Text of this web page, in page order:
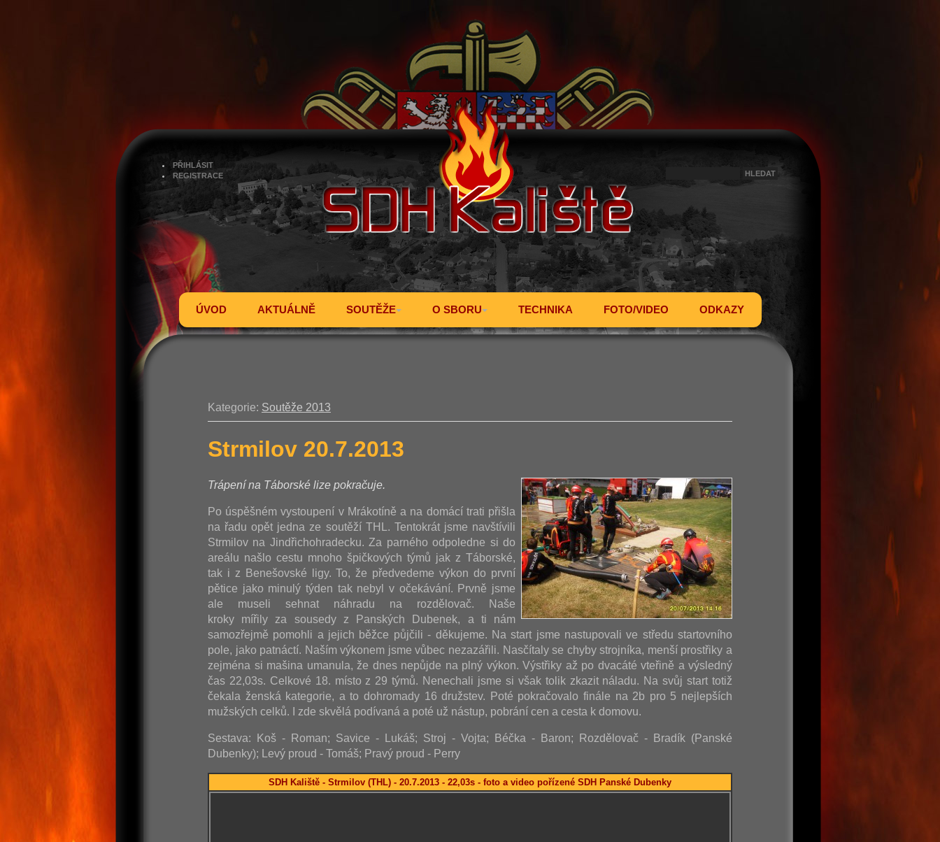
PŘIHLÁSIT
REGISTRACE
ÚVOD AKTUÁLNĚ SOUTĚŽE O SBORU TECHNIKA FOTO/VIDEO ODKAZY
Kategorie: Soutěže 2013
Strmilov 20.7.2013
Trápení na Táborské lize pokračuje.
Po úspěšném vystoupení v Mrákotíně a na domácí trati přišla
na řadu opět jedna ze soutěží THL. Tentokrát jsme navštívili
Strmilov na Jindřichohradecku. Za parného odpoledne si do
areálu našlo cestu mnoho špičkových týmů jak z Táborské,
tak i z Benešovské ligy. To, že předvedeme výkon do první
pětice jako minulý týden tak nebyl v očekávání. Prvně jsme
ale museli sehnat náhradu na rozdělovač. Naše
kroky mířily za sousedy z Panských Dubenek, a ti nám
samozřejmě pomohli a jejich běžce půjčili - děkujeme. Na start jsme nastupovali ve středu startovního
pole, jako patnáctí. Naším výkonem jsme vůbec nezazářili. Nasčítaly se chyby strojníka, menší prostřiky a
zejména si mašina umanula, že dnes nepůjde na plný výkon. Výstřiky až po dvacáté vteřině a výsledný
čas 22,03s. Celkové 18. místo z 29 týmů. Nenechali jsme si však tolik zkazit náladu. Na svůj start totiž
čekala ženská kategorie, a to dohromady 16 družstev. Poté pokračovalo finále na 2b pro 5 nejlepších
mužských celků. I zde skvělá podívaná a poté už nástup, pobrání cen a cesta k domovu.
Sestava: Koš - Roman; Savice - Lukáš; Stroj - Vojta; Béčka - Baron; Rozdělovač - Bradík (Panské
Dubenky); Levý proud - Tomáš; Pravý proud - Perry
SDH Kaliště - Strmilov (THL) - 20.7.2013 - 22,03s - foto a video pořízené SDH Panské Dubenky